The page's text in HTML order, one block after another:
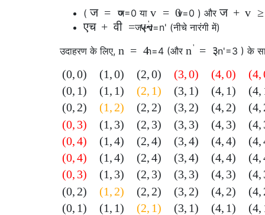
(ज = ०
ज=0 याv = 0
v=0 ) औरज + v
एच + वी = एन
'
ज+v=n' (नीचे नारंगी में)
उदाहरण के लिए, n = 4n=4 (औरn' = ३n'=3 ) के
(0,0)
(0, 1)
(0, 2)
(0, 3)
(0,4)
(0,4)
(0, 3)
(0, 2)
(0, 1)
(1,0)
(1, 1)
(1, 2)
(1, 3)
(1,4)
(1,4)
(1, 3)
(1, 2)
(1, 1)
(2,0)
(2, 1)
(2, 2)
(2, 3)
(2,4)
(2,4)
(2, 3)
(2, 2)
(2, 1)
(3,0)
(3, 1)
(3, 2)
(3, 3)
(3,4)
(3,4)
(3, 3)
(3, 2)
(3, 1)
(4,0)
(4, 1)
(4, 2)
(4, 3)
(4,4)
(4,4)
(4, 3)
(4, 2)
(4, 1)
(4,
(4,
(4,
(4,
(4,
(4,
(4,
(4,
(4,